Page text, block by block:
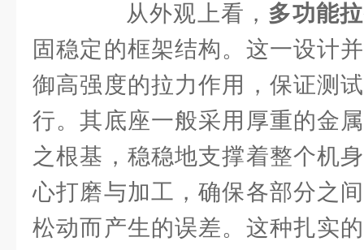
从外观上看， 多功能
固稳定的框架结构。这一设计
御高强度的拉力作用，保证测
行。其底座一般采用厚重的金
之根基，稳稳地支撑着整个机
心打磨与加工，确保各部分之
松动而产生的误差。这种扎实